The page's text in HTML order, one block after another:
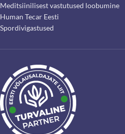
Meditsiinilisest vastutused loobumine
Human Tecar Eesti
Spordivigastused